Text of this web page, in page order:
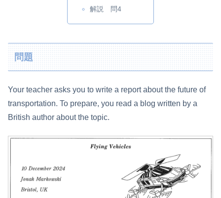
解説 問4
問題
Your teacher asks you to write a report about the future of
transportation. To prepare, you read a blog written by a
British author about the topic.